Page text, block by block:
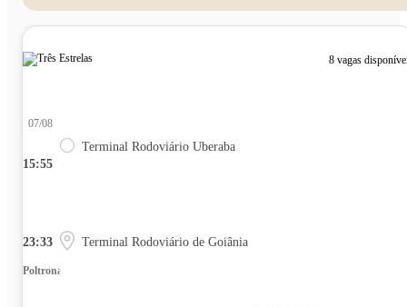
8 vagas
15:55
07/08
Terminal Rodoviário Uberaba
23:33 Terminal Rodoviário de Goiânia
Poltrona